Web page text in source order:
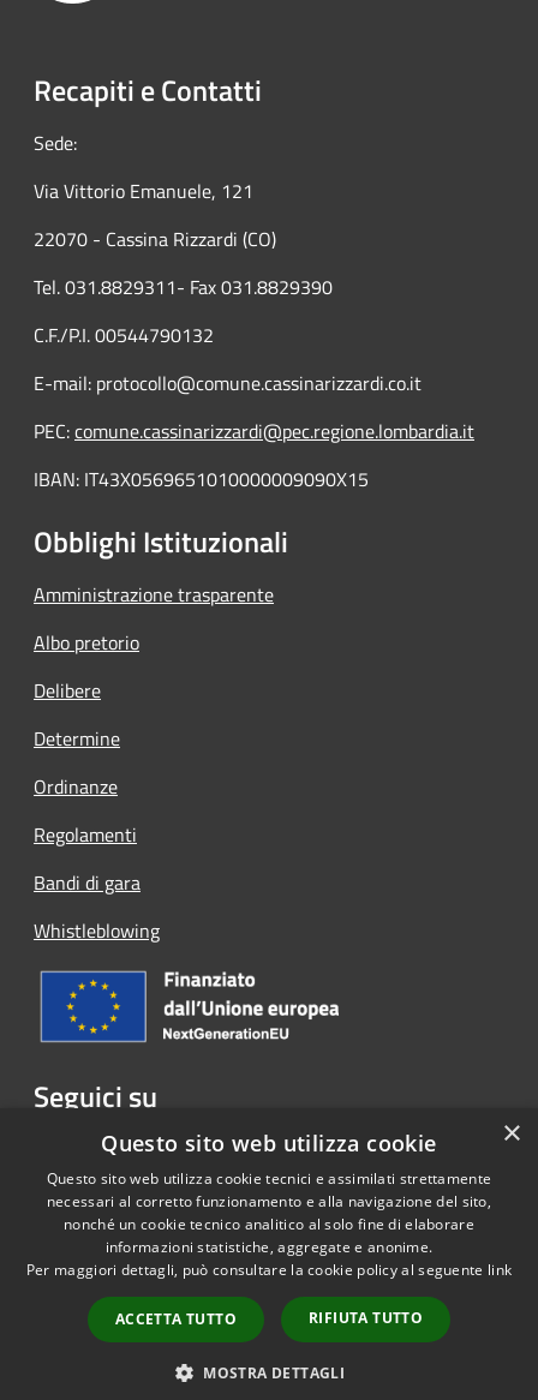
Recapiti e Contatti
Sede:
Via Vittorio Emanuele, 121
22070 - Cassina Rizzardi (CO)
Tel. 031.8829311- Fax 031.8829390
C.F./P.I. 00544790132
E-mail: protocollo@comune.cassinarizzardi.co.it
PEC:comune.cassinarizzardi@pec.regione.lombardia.it
IBAN: IT43X0569651010000009090X15
Obblighi Istituzionali
Amministrazione trasparente
Albo pretorio
Delibere
Determine
Ordinanze
Regolamenti
Bandi di gara
Whistleblowing
Seguici su
Facebook
Accessibilità
Copyright © 2026 • Comune di
Cassina Rizzardi • Powered by
Municipium•
Accesso
redazione
×
Questo sito web utilizza cookie
Questo sito web utilizza cookie tecnici e assimilati strettamente
necessari al corretto funzionamento e alla navigazione del sito,
nonché un cookie tecnico analitico al solo fine di elaborare
informazioni statistiche, aggregate e anonime.
Per maggiori dettagli, può consultare la cookie policy al seguente link
ACCETTA TUTTO RIFIUTA TUTTO
MOSTRA DETTAGLI